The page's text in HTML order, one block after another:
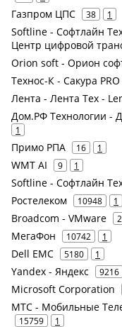
Газпром ЦПС 38 1
Softline - Софтлайн
Центр цифровой
Orion soft - Орион
Технос-К - Сакура
Лента - Лента Тех -
Дом.РФ Технологии -
1
Примо РПА 16 1
WMT AI 9 1
Softline - Софтлайн
Ростелеком 10948 1
Broadcom - VMware
МегаФон 10742 1
Dell EMC 5180 1
Yandex - Яндекс 9216
Microsoft Corporation
МТС - Мобильные
15759 1